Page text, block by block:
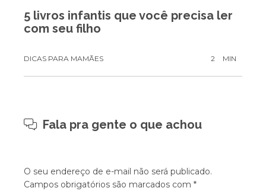
5 livros infantis que você precisa ler
com seu filho
DICAS PARA MAMÃES 2 MIN
Fala pra gente o que achou
O seu endereço de e-mail não será publicado.
Campos obrigatórios são marcados com *